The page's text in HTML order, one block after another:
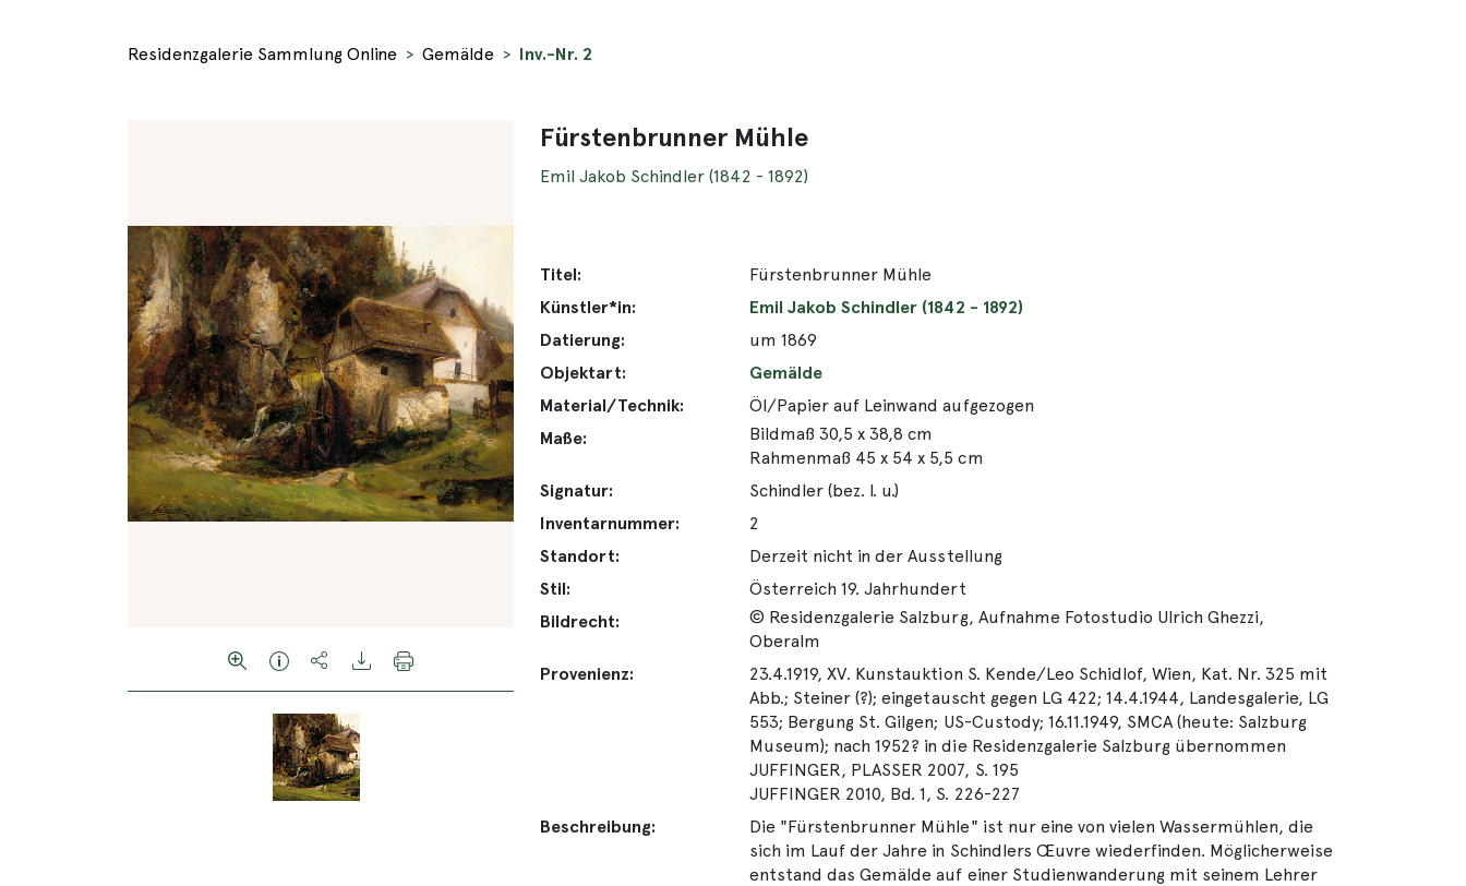
Residenzgalerie Sammlung Online Gemälde Inv.-Nr. 2
Fürstenbrunner Mühle
Emil Jakob Schindler (1842 - 1892)
Titel:
Fürstenbrunner Mühle
Künstler*in:
Emil Jakob Schindler (1842 - 1892)
Datierung:
um 1869
Objektart:
Gemälde
Material/Technik:
Öl/Papier auf Leinwand aufgezogen
Maße:
Bildmaß 30,5 x 38,8 cm
Rahmenmaß 45 x 54 x 5,5 cm
Signatur:
Schindler (bez. l. u.)
Inventarnummer:
2
Standort:
Derzeit nicht in der Ausstellung
Stil:
Österreich 19. Jahrhundert
Bildrecht:
© Residenzgalerie Salzburg, Aufnahme Fotostudio Ulrich Ghezzi,
Oberalm
Provenienz:
23.4.1919, XV. Kunstauktion S. Kende/Leo Schidlof, Wien, Kat. Nr. 325 mit
Abb.; Steiner (?); eingetauscht gegen LG 422; 14.4.1944, Landesgalerie, LG
553; Bergung St. Gilgen; US-Custody; 16.11.1949, SMCA (heute: Salzburg
Museum); nach 1952? in die Residenzgalerie Salzburg übernommen
JUFFINGER, PLASSER 2007, S. 195
JUFFINGER 2010, Bd. 1, S. 226-227
Beschreibung:
Die "Fürstenbrunner Mühle" ist nur eine von vielen Wassermühlen, die
sich im Lauf der Jahre in Schindlers Œuvre wiederfinden. Möglicherweise
entstand das Gemälde auf einer Studienwanderung mit seinem Lehrer